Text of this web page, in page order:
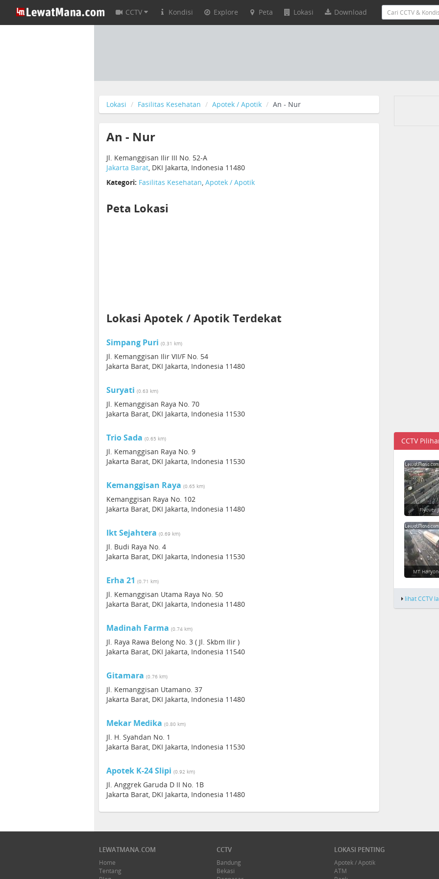
CCTV Kondisi Explore Peta Lokasi Download
Lokasi Fasilitas Kesehatan Apotek / Apotik An - Nur
An - Nur
Jl. Kemanggisan Ilir III No. 52-A
Jakarta Barat, DKI Jakarta, Indonesia 11480
Kategori: Fasilitas Kesehatan, Apotek / Apotik
Peta Lokasi
Lokasi Apotek / Apotik Terdekat
Simpang Puri (0.31 km)
Jl. Kemanggisan Ilir VII/F No. 54
Jakarta Barat, DKI Jakarta, Indonesia 11480
Suryati (0.63 km)
Jl. Kemanggisan Raya No. 70
Jakarta Barat, DKI Jakarta, Indonesia 11530
Trio Sada (0.65 km)
Jl. Kemanggisan Raya No. 9
Jakarta Barat, DKI Jakarta, Indonesia 11530
Kemanggisan Raya (0.65 km)
Kemanggisan Raya No. 102
Jakarta Barat, DKI Jakarta, Indonesia 11480
Ikt Sejahtera (0.69 km)
Jl. Budi Raya No. 4
Jakarta Barat, DKI Jakarta, Indonesia 11530
Erha 21 (0.71 km)
Jl. Kemanggisan Utama Raya No. 50
Jakarta Barat, DKI Jakarta, Indonesia 11480
Madinah Farma (0.74 km)
Jl. Raya Rawa Belong No. 3 ( Jl. Skbm Ilir )
Jakarta Barat, DKI Jakarta, Indonesia 11540
Gitamara (0.76 km)
Jl. Kemanggisan Utamano. 37
Jakarta Barat, DKI Jakarta, Indonesia 11480
Mekar Medika (0.80 km)
Jl. H. Syahdan No. 1
Jakarta Barat, DKI Jakarta, Indonesia 11530
Apotek K-24 Slipi (0.92 km)
Jl. Anggrek Garuda D II No. 1B
Jakarta Barat, DKI Jakarta, Indonesia 11480
CCTV
Flyover
MT
lihat CCTV
LEWATMANA.COM
Home
Tentang
CCTV
Bandung
Bekasi
LOKASI PENTING
Apotek / Apotik
ATM